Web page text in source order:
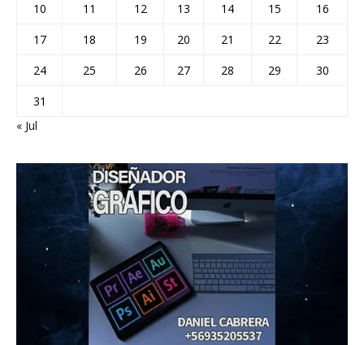
10
11 12 13 14 15
16
17
18 19 20 21 22
23
24
25 26 27 28 29
30
31
« Jul